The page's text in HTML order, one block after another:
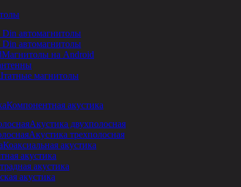
Din автомагнитолы
Din автомагнитолы
Магнитолы на Android
магнитолы
Компонентная акустика
Акустика двухполосная
Акустика трехполосная
Коаксиальная акустика
акустика
акустика
акустика